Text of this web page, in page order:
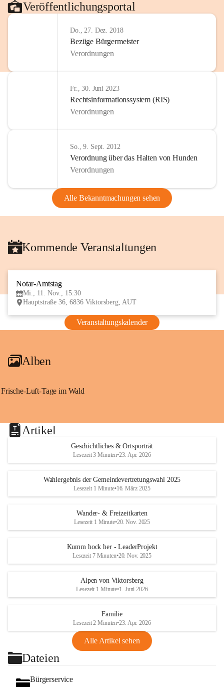
Veröffentlichungsportal
Do., 27. Dez. 2018
Bezüge Bürgermeister
Verordnungen
Fr., 30. Juni 2023
Rechtsinformationssystem (RIS)
Verordnungen
So., 9. Sept. 2012
Verordnung über das Halten von Hunden
Verordnungen
Alle Bekanntmachungen sehen
Kommende Veranstaltungen
Notar-Amtstag
Mi., 11. Nov., 15:30
Hauptstraße 36, 6836 Viktorsberg, AUT
Veranstaltungskalender
Alben
Frische-Luft-Tage im Wald
Artikel
Geschichtliches & Ortsporträt
Lesezeit 3 Minuten•23. Apr. 2026
Wahlergebnis der Gemeindevertretungswahl 2025
Lesezeit 1 Minute•16. März 2025
Wander- & Freizeitkarten
Lesezeit 1 Minute•20. Nov. 2025
Kumm hock her - LeaderProjekt
Lesezeit 7 Minuten•20. Nov. 2025
Alpen von Viktorsberg
Lesezeit 1 Minute•1. Juni 2026
Familie
Lesezeit 2 Minuten•23. Apr. 2026
Alle Artikel sehen
Dateien
Bürgerservice